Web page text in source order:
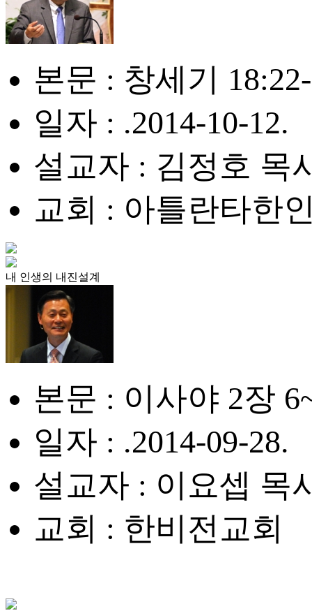
본문 : 창세기
일자 : .2014-10-12.
설교자 : 김정호 목
교회 : 아틀란타한
내 인생의 내진설계
본문 : 이사야 2장
일자 : .2014-09-28.
설교자 : 이요셉 목
교회 : 한비전교회